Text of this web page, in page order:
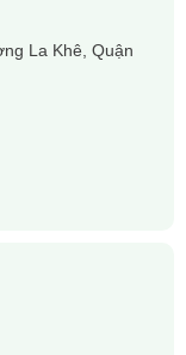
La Khê, Quận